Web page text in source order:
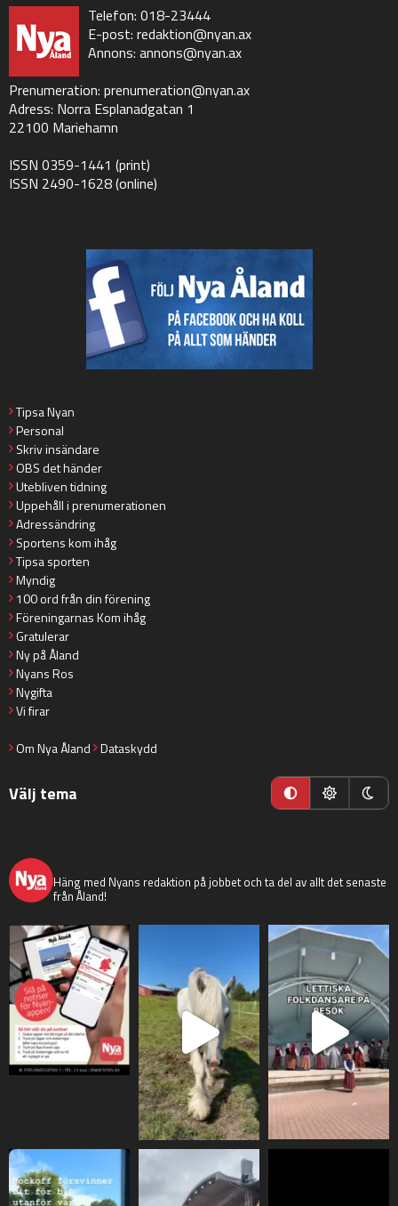
Telefon: 018-23444
E-post: redaktion@nyan.ax
Annons: annons@nyan.ax
Prenumeration: prenumeration@nyan.ax
Adress: Norra Esplanadgatan 1
22100 Mariehamn
ISSN 0359-1441 (print)
ISSN 2490-1628 (online)
Tipsa Nyan
Personal
Skriv insändare
OBS det händer
Utebliven tidning
Uppehåll i prenumerationen
Adressändring
Sportens kom ihåg
Tipsa sporten
Myndig
100 ord från din förening
Föreningarnas Kom ihåg
Gratulerar
Ny på Åland
Nyans Ros
Nygifta
Vi firar
Om Nya Åland Dataskydd
Välj tema
Häng med Nyans redaktion på jobbet och ta del av allt det senaste
från Åland!